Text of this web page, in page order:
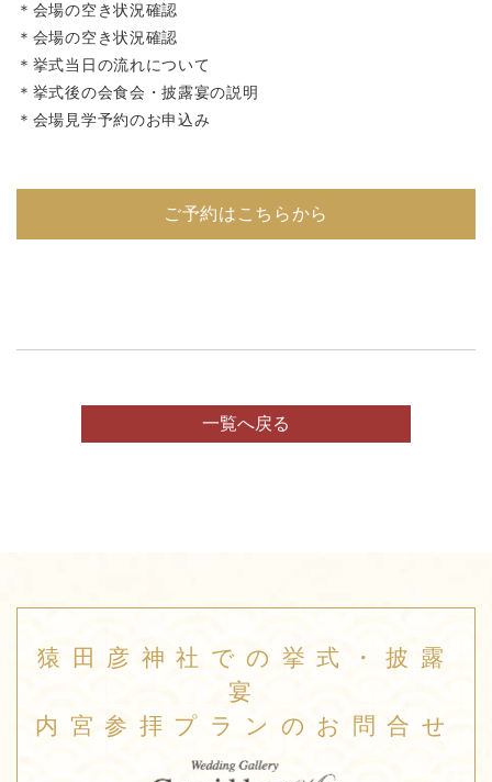
＊会場の空き状況確認
＊会場の空き状況確認
＊挙式当日の流れについて
＊挙式後の会食会・披露宴の説明
＊会場見学予約のお申込み
ご予約はこちらから
一覧へ戻る
猿田彦神社での挙式・披露
宴
内宮参拝プランのお問合せ